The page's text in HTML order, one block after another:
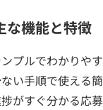
な機能と特徴
プルでわかりや
い手順で使える
がすぐ分かる応